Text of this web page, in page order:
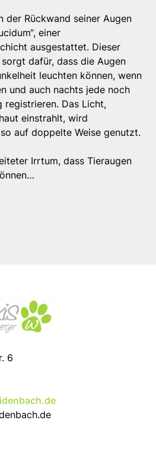
der Rückwand seiner Augen
einer
ausgestattet. Dieser
sorgt dafür, dass die Augen
leuchten können, wenn
und auch nachts jede noch
registrieren. Das Licht,
einstrahlt, wird
auf doppelte Weise genutzt.
Irrtum, dass Tieraugen
6